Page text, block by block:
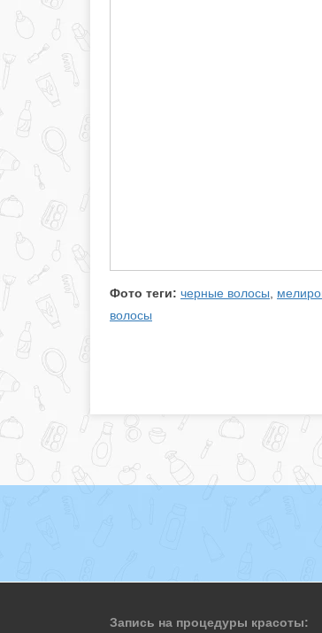
Фото теги: черные волосы
волосы
Запись на процедуры красоты: